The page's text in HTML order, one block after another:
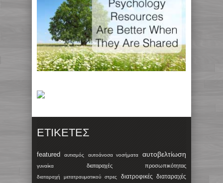
ΕΤΙΚΈΤΕΣ
featured αυτισμός αυτοάνοσα νοσήματα αυτοβελτίωση
γυναίκα διαταραχές προσωπικότητας
διαταραχή μετατραυματικού στρες διατροφικές διαταραχές